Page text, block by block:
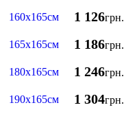
160х165см 1 126грн.
165х165см 1 186грн.
180х165см 1 246грн.
190х165см 1 304грн.